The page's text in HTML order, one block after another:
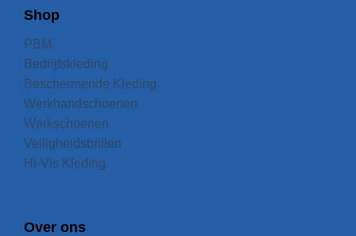
Shop
PBM
Bedrijfskleding
Beschermende Kleding
Werkhandschoenen
Werkschoenen
Veiligheidsbrillen
Hi-Vis Kleding
Over ons